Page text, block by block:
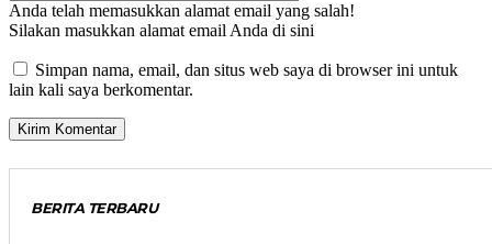
Anda telah memasukkan alamat email yang salah!
Silakan masukkan alamat email Anda di sini
Simpan nama, email, dan situs web saya di browser ini untuk
lain kali saya berkomentar.
BERITA TERBARU